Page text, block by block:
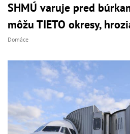
SHMÚ varuje pred
môžu TIETO okresy,
Domáce